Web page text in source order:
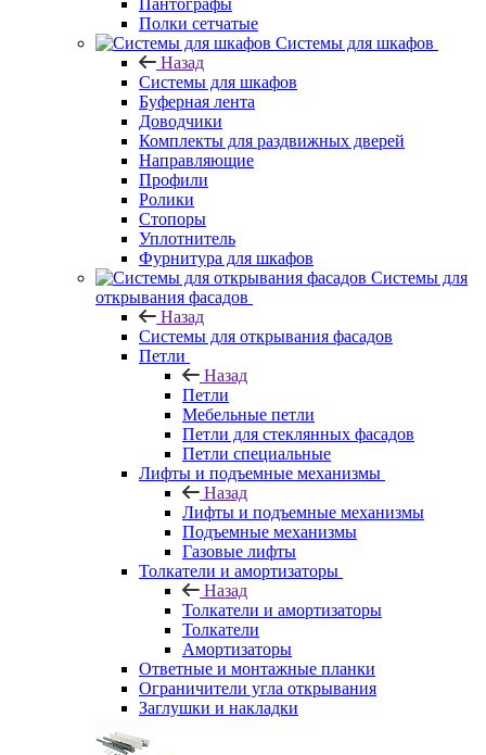
Пантографы
Полки сетчатые
Системы для шкафов
Назад
Системы для шкафов
Буферная лента
Доводчики
Комплекты для раздвижных дверей
Направляющие
Профили
Ролики
Стопоры
Уплотнитель
Фурнитура для шкафов
Системы для
открывания фасадов
Назад
Системы для открывания фасадов
Петли
Назад
Петли
Мебельные петли
Петли для стеклянных фасадов
Петли специальные
Лифты и подъемные механизмы
Назад
Лифты и подъемные механизмы
Подъемные механизмы
Газовые лифты
Толкатели и амортизаторы
Назад
Толкатели и амортизаторы
Толкатели
Амортизаторы
Ответные и монтажные планки
Ограничители угла открывания
Заглушки и накладки